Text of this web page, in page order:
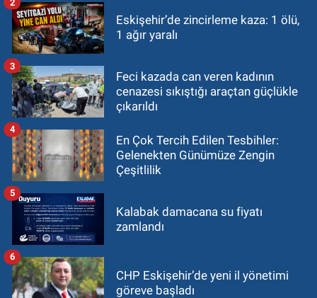
Eskişehir’de zincirleme kaza: 1 ölü,
1 ağır yaralı
Feci kazada can veren kadının
cenazesi sıkıştığı araçtan güçlükle
çıkarıldı
3
En Çok Tercih Edilen Tesbihler:
Gelenekten Günümüze Zengin
Çeşitlilik
4
Kalabak damacana su fiyatı
zamlandı
5
CHP Eskişehir’de yeni il yönetimi
göreve başladı
6